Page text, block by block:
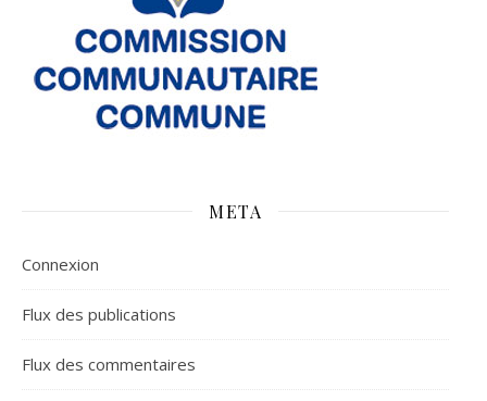
META
Connexion
Flux des publications
Flux des commentaires